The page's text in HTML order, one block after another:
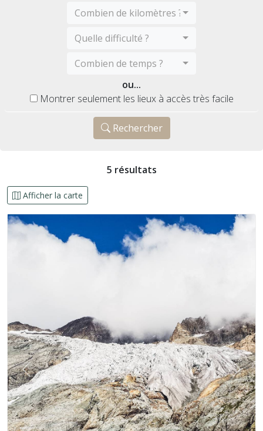
Combien de kilomètres ?
Quelle difficulté ?
Combien de temps ?
ou...
Montrer seulement les lieux à accès très facile
Rechercher
5 résultats
Afficher la carte
Précédent